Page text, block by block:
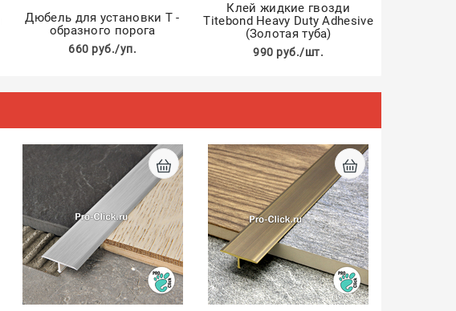
Дюбель для установки Т -
образного порога
660 руб./уп.
Клей жидкие гвозди
Titebond Heavy Duty Adhesive
(Золотая туба)
990 руб./шт.